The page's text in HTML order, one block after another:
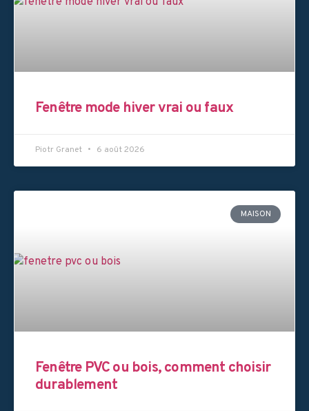
Fenêtre mode hiver vrai ou faux
Piotr Granet 6 août 2026
MAISON
Fenêtre PVC ou bois, comment choisir
durablement